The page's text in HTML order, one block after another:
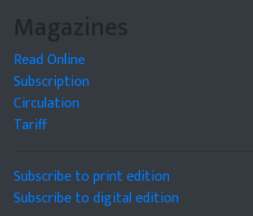
Magazines
Read Online
Subscription
Circulation
Tariff
Subscribe to print edition
Subscribe to digital edition